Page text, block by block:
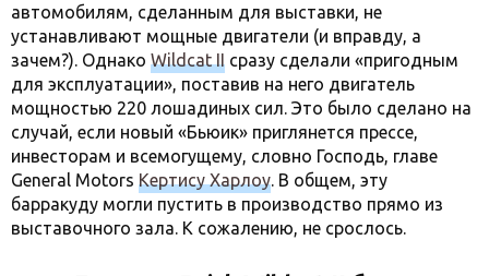
автомобилям, сделанным для выставки, не
устанавливают мощные двигатели (и вправду, а
зачем?). Однако Wildcat II сразу сделали «пригодным
для эксплуатации», поставив на него двигатель
мощностью 220 лошадиных сил. Это было сделано на
случай, если новый «Бьюик» приглянется прессе,
инвесторам и всемогущему, словно Господь, главе
General Motors Кертису Харлоу. В общем, эту
барракуду могли пустить в производство прямо из
выставочного зала. К сожалению, не срослось.